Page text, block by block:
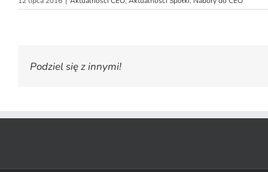
Podziel się z innymi!